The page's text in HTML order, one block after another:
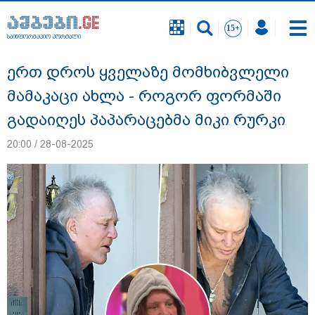
საინფორმაციო პორტალი
გიგა ავალიანის საქმეზე ნია იმნაძეს და
ანასტასია ბერუაშვილს ბრალდება
წარუდგინეს
საინფორმაციო პორტალი
ერთ დროს ყველაზე მომხიბვლელი
მამაკაცი ახლა - როგორ ფორმაში
გადაიღეს პაპარაცებმა მიკი რურკი
20:00 / 28-08-2025